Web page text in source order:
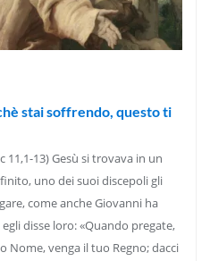
stai soffrendo, questo ti
11,1-13) Gesù si trovava in un
uno dei suoi discepoli gli
come anche Giovanni ha
disse loro: «Quando pregate,
Nome, venga il tuo Regno; dacci